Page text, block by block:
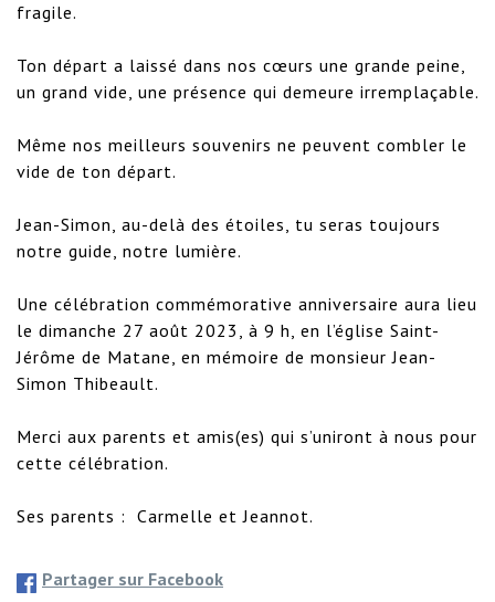
fragile.
Ton départ a laissé dans nos cœurs une grande peine,
un grand vide, une présence qui demeure irremplaçable.
Même nos meilleurs souvenirs ne peuvent combler le
vide de ton départ.
Jean-Simon, au-delà des étoiles, tu seras toujours
notre guide, notre lumière.
Une célébration commémorative anniversaire aura lieu
le dimanche 27 août 2023, à 9 h, en l’église Saint-
Jérôme de Matane, en mémoire de monsieur Jean-
Simon Thibeault.
Merci aux parents et amis(es) qui s’uniront à nous pour
cette célébration.
Ses parents :  Carmelle et Jeannot.
Partager sur Facebook